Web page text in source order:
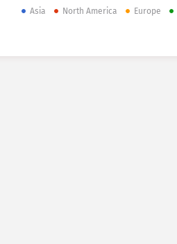
Asia North America Europe